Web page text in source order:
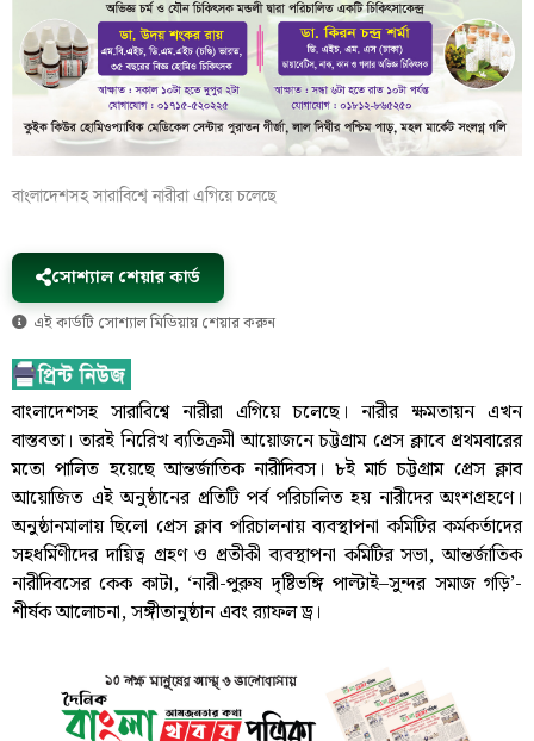
বাংলাদেশসহ সারাবিশ্বে নারীরা এগিয়ে চলেছে
সোশ্যাল শেয়ার কার্ড
এই কার্ডটি সোশ্যাল মিডিয়ায় শেয়ার করুন
বাংলাদেশসহ সারাবিশ্বে নারীরা এগিয়ে চলেছে। নারীর ক্ষমতায়ন এখন
বাস্তবতা। তারই নিরেিখ ব্যতিক্রমী আয়োজনে চট্টগ্রাম প্রেস ক্লাবে প্রথমবারের
মতো পালিত হয়েছে আন্তর্জাতিক নারীদিবস। ৮ই মার্চ চট্টগ্রাম প্রেস ক্লাব
আয়োজিত এই অনুষ্ঠানের প্রতিটি পর্ব পরিচালিত হয় নারীদের অংশগ্রহণে।
অনুষ্ঠানমালায় ছিলো প্রেস ক্লাব পরিচালনায় ব্যবস্থাপনা কমিটির কর্মকর্তাদের
সহধর্মিণীদের দায়িত্ব গ্রহণ ও প্রতীকী ব্যবস্থাপনা কমিটির সভা, আন্তর্জাতিক
নারীদিবসের কেক কাটা, ‘নারী-পুরুষ দৃষ্টিভঙ্গি পাল্টাই–সুন্দর সমাজ গড়ি’-
শীর্ষক আলোচনা, সঙ্গীতানুষ্ঠান এবং র‌্যাফল ড্র।